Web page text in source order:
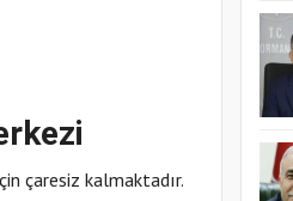
çaresiz kalmaktadır.